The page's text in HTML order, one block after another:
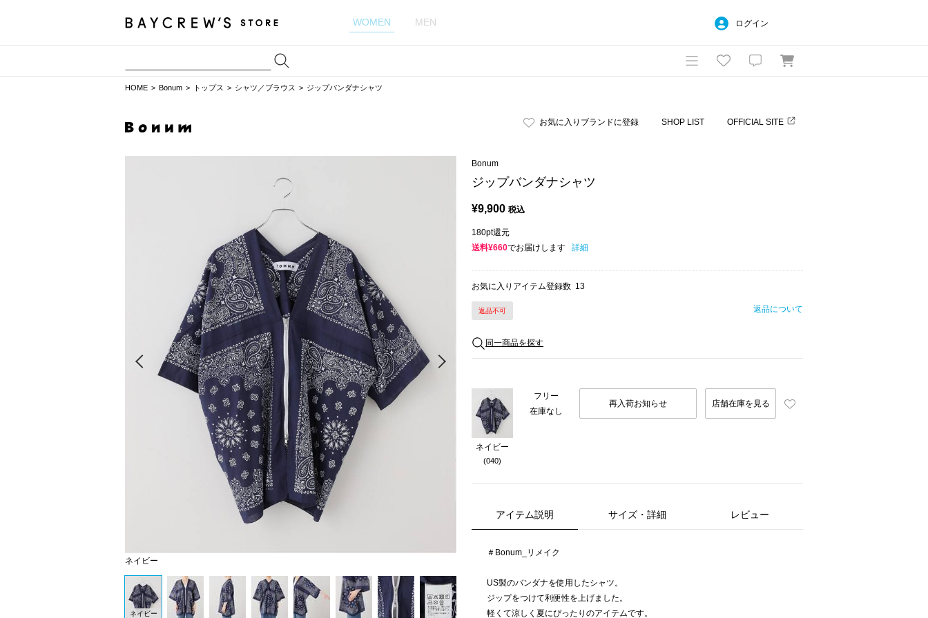
WOMEN MEN ログイン
HOME Bonum トップス シャツ／ブラウス ジップバンダナシャツ
お気に入りブランドに登録 SHOP LIST OFFICIAL SITE
ネイビー
Prev
ネイビー
Bonum
ジップバンダナシャツ
¥9,900 税込
180pt還元
送料¥660でお届けします 詳細
お気に入りアイテム登録数 13
返品不可 返品について
同一商品を探す
ネイビー
(040)
フリー
在庫なし
再入荷お知らせ 店舗在庫を見る
アイテム説明 サイズ・詳細 レビュー
＃Bonum_リメイク
US製のバンダナを使用したシャツ。
ジップをつけて利便性を上げました。
軽くて涼しく夏にぴったりのアイテムです。